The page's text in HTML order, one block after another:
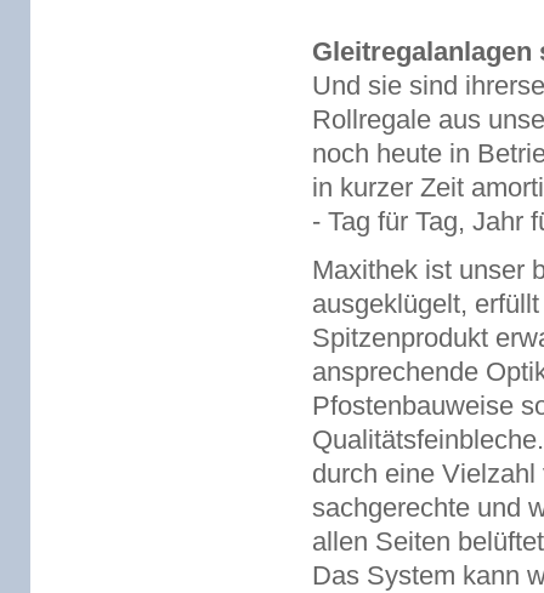
Gleitregalanlagen
Und sie sind
Rollregale aus
noch heute in
in kurzer Zeit
- Tag für Tag, Jahr
Maxithek ist unser
ausgeklügelt,
Spitzenprodukt
ansprechende
Pfostenbauweise
durch eine
sachgerechte und
allen Seiten
Das System kann